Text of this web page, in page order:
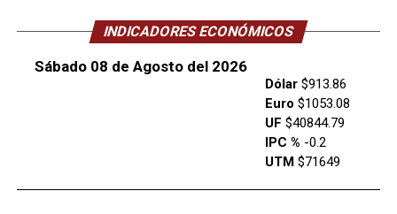
INDICADORES ECONÓMICOS
Sábado 08 de Agosto del 2026
Dólar$913.86
Euro $1053.08
UF $40844.79
IPC % -0.2
UTM $71649